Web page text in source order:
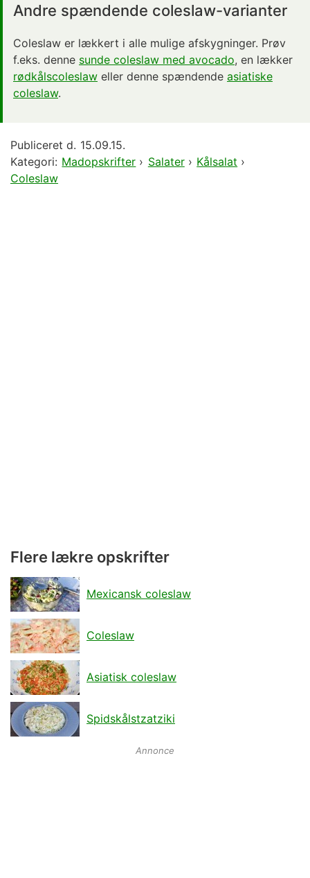
Andre spændende coleslaw-varianter
Coleslaw er lækkert i alle mulige afskygninger. Prøv
f.eks. denne sunde coleslaw med avocado, en lækker
rødkålscoleslaw eller denne spændende asiatiske
coleslaw.
Publiceret d. 15.09.15.
Kategori: Madopskrifter › Salater› Kålsalat ›
Coleslaw
Flere lækre opskrifter
Mexicansk coleslaw
Coleslaw
Asiatisk coleslaw
Spidskålstzatziki
Annonce